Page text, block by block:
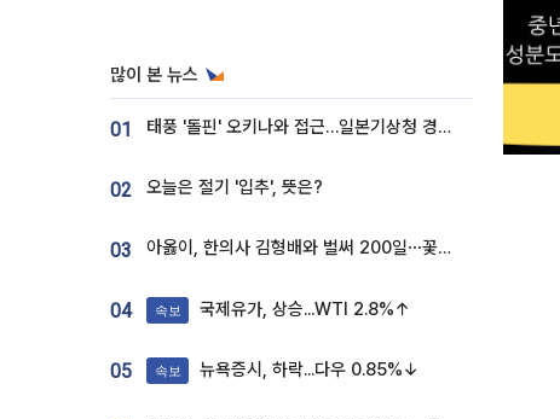
많이 본 뉴스
01 태풍 '돌핀' 오키나와 접근…일본기상청 경로 업데이트
02 오늘은 절기 '입추', 뜻은?
03 아옳이, 한의사 김형배와 벌써 200일⋯꽃다발 들고 "프러포즈 아냐"
04 속보 국제유가, 상승...WTI 2.8%↑
05 속보 뉴욕증시, 하락...다우 0.85%↓